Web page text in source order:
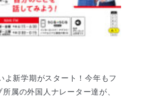
よ新学期がスタート！今年もフ
所属の外国人ナレーター達が、